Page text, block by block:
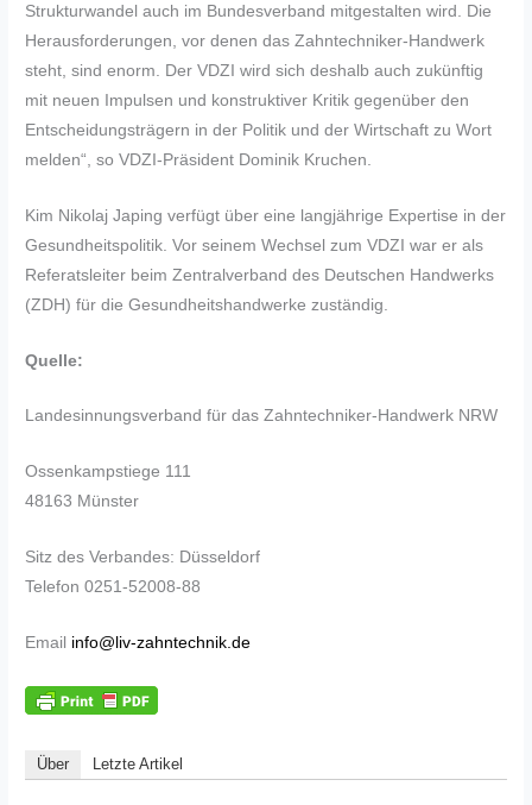
Strukturwandel auch im Bundesverband mitgestalten wird. Die
Herausforderungen, vor denen das Zahntechniker-Handwerk
steht, sind enorm. Der VDZI wird sich deshalb auch zukünftig
mit neuen Impulsen und konstruktiver Kritik gegenüber den
Entscheidungsträgern in der Politik und der Wirtschaft zu Wort
melden“, so VDZI-Präsident Dominik Kruchen.
Kim Nikolaj Japing verfügt über eine langjährige Expertise in der
Gesundheitspolitik. Vor seinem Wechsel zum VDZI war er als
Referatsleiter beim Zentralverband des Deutschen Handwerks
(ZDH) für die Gesundheitshandwerke zuständig.
Quelle:
Landesinnungsverband für das Zahntechniker-Handwerk NRW
Ossenkampstiege 111
48163 Münster
Sitz des Verbandes: Düsseldorf
Telefon 0251-52008-88
Email info@liv-zahntechnik.de
Über Letzte Artikel